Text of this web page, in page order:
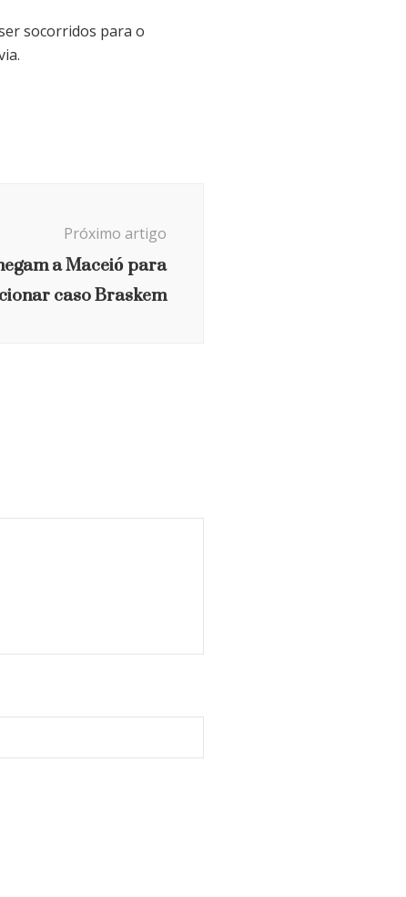
socorridos para o
Próximo artigo
a Maceió para
caso Braskem